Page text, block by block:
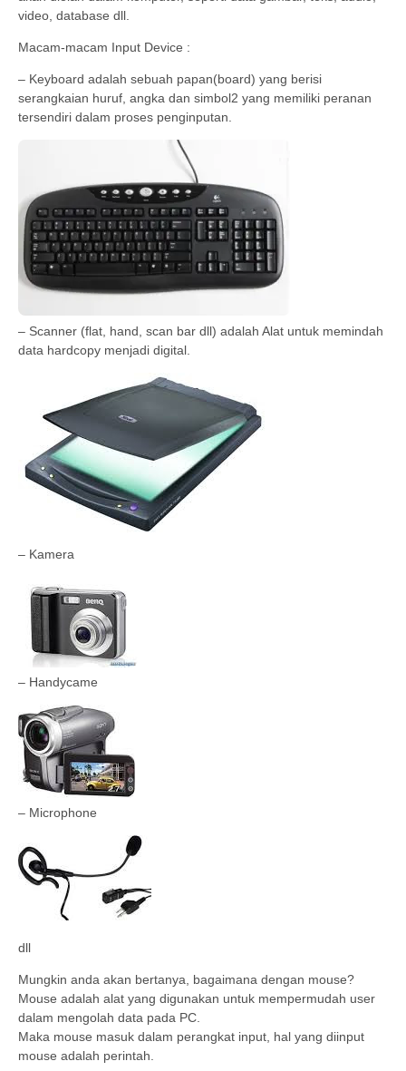
video, database dll.
Macam-macam Input Device :
– Keyboard adalah sebuah papan(board) yang berisi
serangkaian huruf, angka dan simbol2 yang memiliki peranan
tersendiri dalam proses penginputan.
– Scanner (flat, hand, scan bar dll) adalah Alat untuk memindah
data hardcopy menjadi digital.
– Kamera
– Handycame
– Microphone
dll
Mungkin anda akan bertanya, bagaimana dengan mouse?
Mouse adalah alat yang digunakan untuk mempermudah user
dalam mengolah data pada PC.
Maka mouse masuk dalam perangkat input, hal yang diinput
mouse adalah perintah.